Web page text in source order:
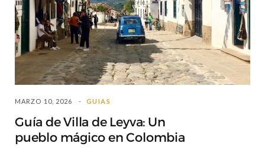
MARZO 10, 2026 GUIAS
Guía de Villa de Leyva: Un
pueblo mágico en Colombia